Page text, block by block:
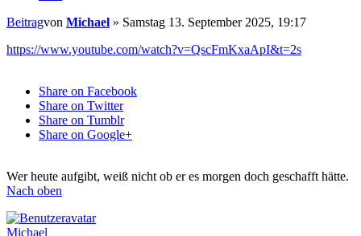
Beitragvon Michael » Samstag 13. September 2025, 19:17
https://www.youtube.com/watch?v=QscFmKxaApI&t=2s
Share on Facebook
Share on Twitter
Share on Tumblr
Share on Google+
Wer heute aufgibt, weiß nicht ob er es morgen doch geschafft hätte.
Nach oben
Michael